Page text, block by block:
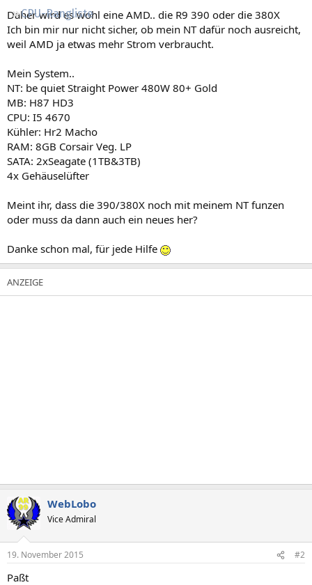
CPU-Rangliste
Daher wird es wohl eine AMD.. die R9 390 oder die 380X
Ich bin mir nur nicht sicher, ob mein NT dafür noch ausreicht,
weil AMD ja etwas mehr Strom verbraucht.
Mein System..
NT: be quiet Straight Power 480W 80+ Gold
MB: H87 HD3
CPU: I5 4670
Kühler: Hr2 Macho
RAM: 8GB Corsair Veg. LP
SATA: 2xSeagate (1TB&3TB)
4x Gehäuselüfter
Meint ihr, dass die 390/380X noch mit meinem NT funzen
oder muss da dann auch ein neues her?
Danke schon mal, für jede Hilfe
WebLobo
Vice Admiral
19. November 2015 #2
Paßt